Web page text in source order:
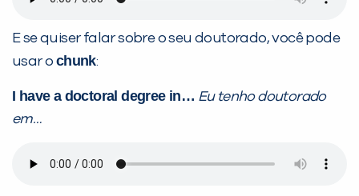
E se quiser falar sobre o seu doutorado, você pode
usar o chunk:
I have a doctoral degree in… Eu tenho doutorado
em…